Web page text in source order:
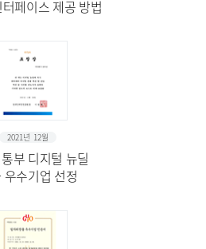
페이스 제공 방법
2021년 12월
부 디지털 뉴딜
우수기업 선정